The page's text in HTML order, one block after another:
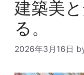
建築美
る。
2026年3月16日